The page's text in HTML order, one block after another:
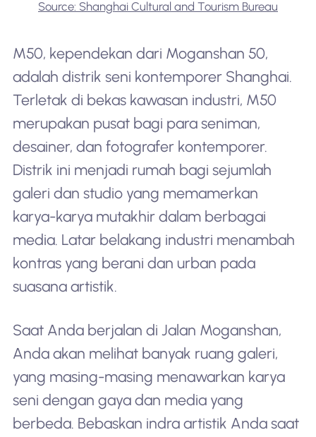
Source: Shanghai Cultural and Tourism Bureau
M50, kependekan dari Moganshan 50,
adalah distrik seni kontemporer Shanghai.
Terletak di bekas kawasan industri, M50
merupakan pusat bagi para seniman,
desainer, dan fotografer kontemporer.
Distrik ini menjadi rumah bagi sejumlah
galeri dan studio yang memamerkan
karya-karya mutakhir dalam berbagai
media. Latar belakang industri menambah
kontras yang berani dan urban pada
suasana artistik.
Saat Anda berjalan di Jalan Moganshan,
Anda akan melihat banyak ruang galeri,
yang masing-masing menawarkan karya
seni dengan gaya dan media yang
berbeda. Bebaskan indra artistik Anda saat